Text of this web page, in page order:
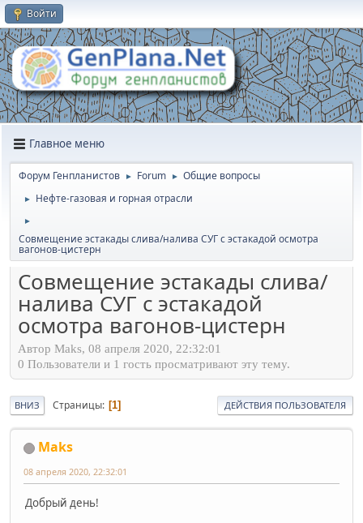
Войти
Главное меню
Форум Генпланистов ► Forum ► Общие вопросы
► Нефте-газовая и горная отрасли
►
Совмещение эстакады слива/налива СУГ с эстакадой осмотра
вагонов-цистерн
Совмещение эстакады слива/
налива СУГ с эстакадой
осмотра вагонов-цистерн
Автор Maks, 08 апреля 2020, 22:32:01
0 Пользователи и 1 гость просматривают эту тему.
ВНИЗ Страницы 1 ДЕЙСТВИЯ ПОЛЬЗОВАТЕЛЯ
Maks
08 апреля 2020, 22:32:01
Добрый день!